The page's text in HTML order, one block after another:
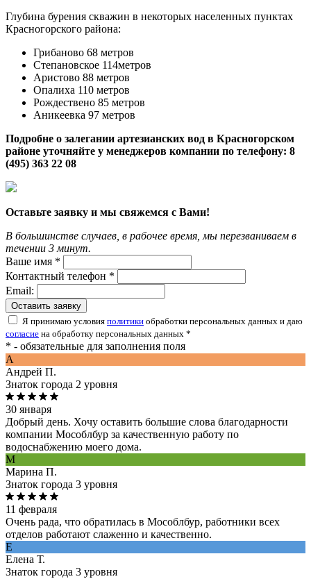
Глубина бурения скважин в некоторых населенных пунктах
Красногорского района:
Грибаново 68 метров
Степановское 114метров
Аристово 88 метров
Опалиха 110 метров
Рождествено 85 метров
Аникеевка 97 метров
Подробне о залегании артезианских вод в Красногорском
районе уточняйте у менеджеров компании по телефону: 8
(495) 363 22 08
Оставьте заявку и мы свяжемся с Вами!
В большинстве случаев, в рабочее время, мы перезваниваем в
течении 3 минут.
Ваше имя *
Контактный телефон *
Email:
Оставить заявку
Я принимаю условия политики обработки персональных данных и даю
согласие на обработку персональных данных *
* - обязательные для заполнения поля
A
Андрей П.
Знаток города 2 уровня
30 января
Добрый день. Хочу оставить большие слова благодарности
компании Мособлбур за качественную работу по
водоснабжению моего дома.
М
Марина П.
Знаток города 3 уровня
11 февраля
Очень рада, что обратилась в Мособлбур, работники всех
отделов работают слаженно и качественно.
Е
Елена Т.
Знаток города 3 уровня